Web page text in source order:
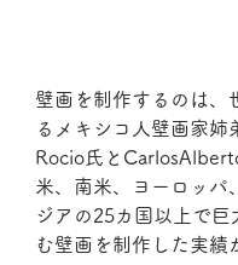
壁画を制作するのは、
るメキシコ人壁画家姉
Rocio氏と
米、南米、ヨーロッパ
ジアの25カ国以上で巨
む壁画を制作した実績